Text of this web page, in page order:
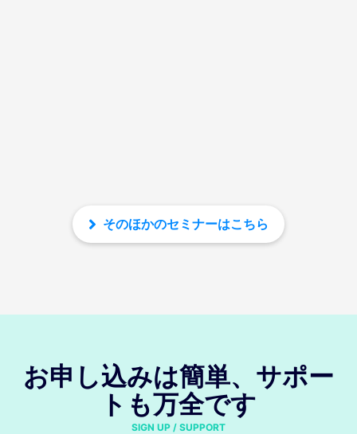
そのほかのセミナーはこちら
お申し込みは簡単、サポー
トも万全です
SIGN UP / SUPPORT